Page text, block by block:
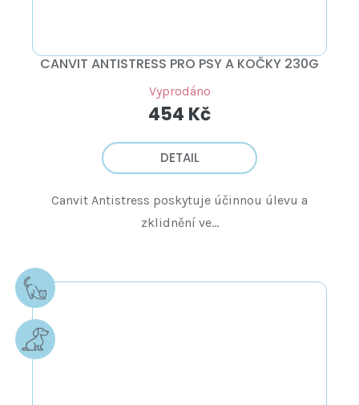
CANVIT ANTISTRESS PRO PSY A KOČKY 230G
Vyprodáno
454 Kč
DETAIL
Canvit Antistress poskytuje účinnou úlevu a
zklidnění ve...